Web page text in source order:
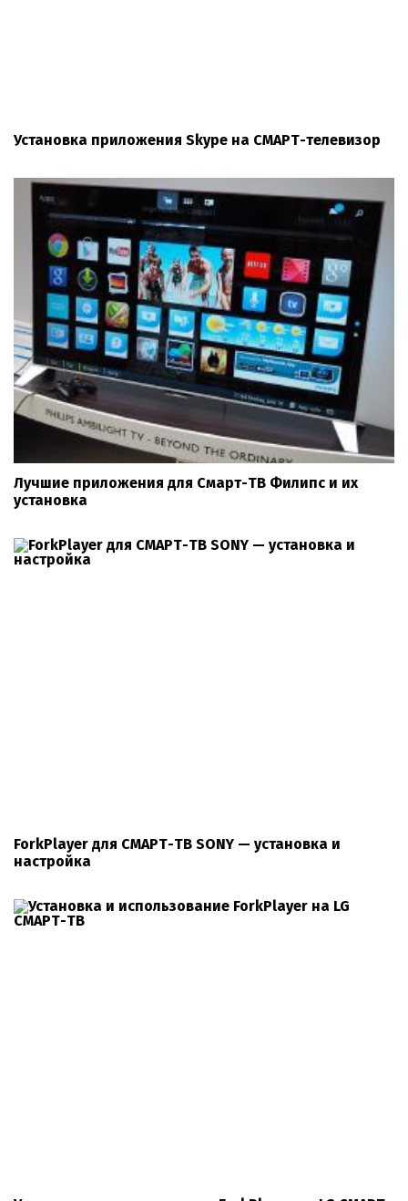
Установка приложения Skype на СМАРТ-телевизор
Лучшие приложения для Смарт-ТВ Филипс и их
установка
ForkPlayer для СМАРТ-ТВ SONY — установка и
настройка